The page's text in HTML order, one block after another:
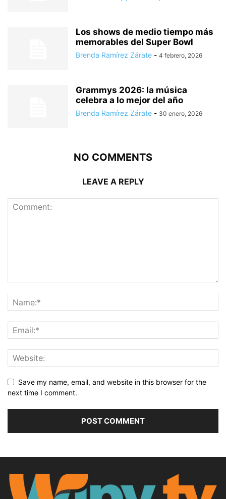
Los shows de medio tiempo más
memorables del Super Bowl
Brenda Ramírez Zárate - 4 febrero, 2026
Grammys 2026: la música
celebra a lo mejor del año
Brenda Ramírez Zárate - 30 enero, 2026
NO COMMENTS
LEAVE A REPLY
Save my name, email, and website in this browser for the
next time I comment.